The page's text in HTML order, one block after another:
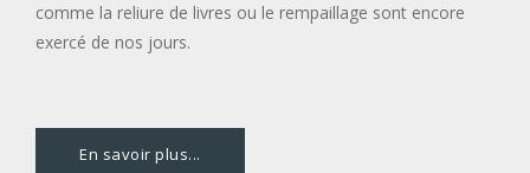
comme la reliure de livres ou le rempaillage sont encore
exercé de nos jours.
En savoir plus...